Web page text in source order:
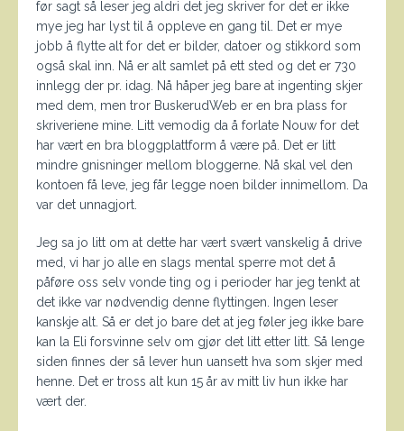
før sagt så leser jeg aldri det jeg skriver for det er ikke
mye jeg har lyst til å oppleve en gang til. Det er mye
jobb å flytte alt for det er bilder, datoer og stikkord som
også skal inn. Nå er alt samlet på ett sted og det er 730
innlegg der pr. idag. Nå håper jeg bare at ingenting skjer
med dem, men tror BuskerudWeb er en bra plass for
skriveriene mine. Litt vemodig da å forlate Nouw for det
har vært en bra bloggplattform å være på. Det er litt
mindre gnisninger mellom bloggerne. Nå skal vel den
kontoen få leve, jeg får legge noen bilder innimellom. Da
var det unnagjort.
Jeg sa jo litt om at dette har vært svært vanskelig å drive
med, vi har jo alle en slags mental sperre mot det å
påføre oss selv vonde ting og i perioder har jeg tenkt at
det ikke var nødvendig denne flyttingen. Ingen leser
kanskje alt. Så er det jo bare det at jeg føler jeg ikke bare
kan la Eli forsvinne selv om gjør det litt etter litt. Så lenge
siden finnes der så lever hun uansett hva som skjer med
henne. Det er tross alt kun 15 år av mitt liv hun ikke har
vært der.